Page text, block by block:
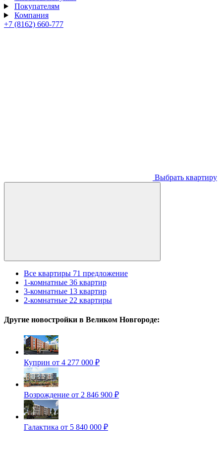
Покупателям
Компания
+7 (8162) 660-777
Выбрать квартиру
Все квартиры 71 предложение
1-комнатные 36 квартир
3-комнатные 13 квартир
2-комнатные 22 квартиры
Другие новостройки в Великом Новгороде:
Куприн от 4 277 000 ₽
Возрождение от 2 846 900 ₽
Галактика от 5 840 000 ₽